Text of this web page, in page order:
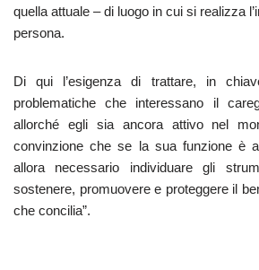
quella attuale – di luogo in cui si realizza
persona.
Di qui l’esigenza di trattare, in
problematiche che interessano il
allorché egli sia ancora attivo nel
convinzione che se la sua funzione è
allora necessario individuare gli
sostenere, promuovere e proteggere il
che concilia”.